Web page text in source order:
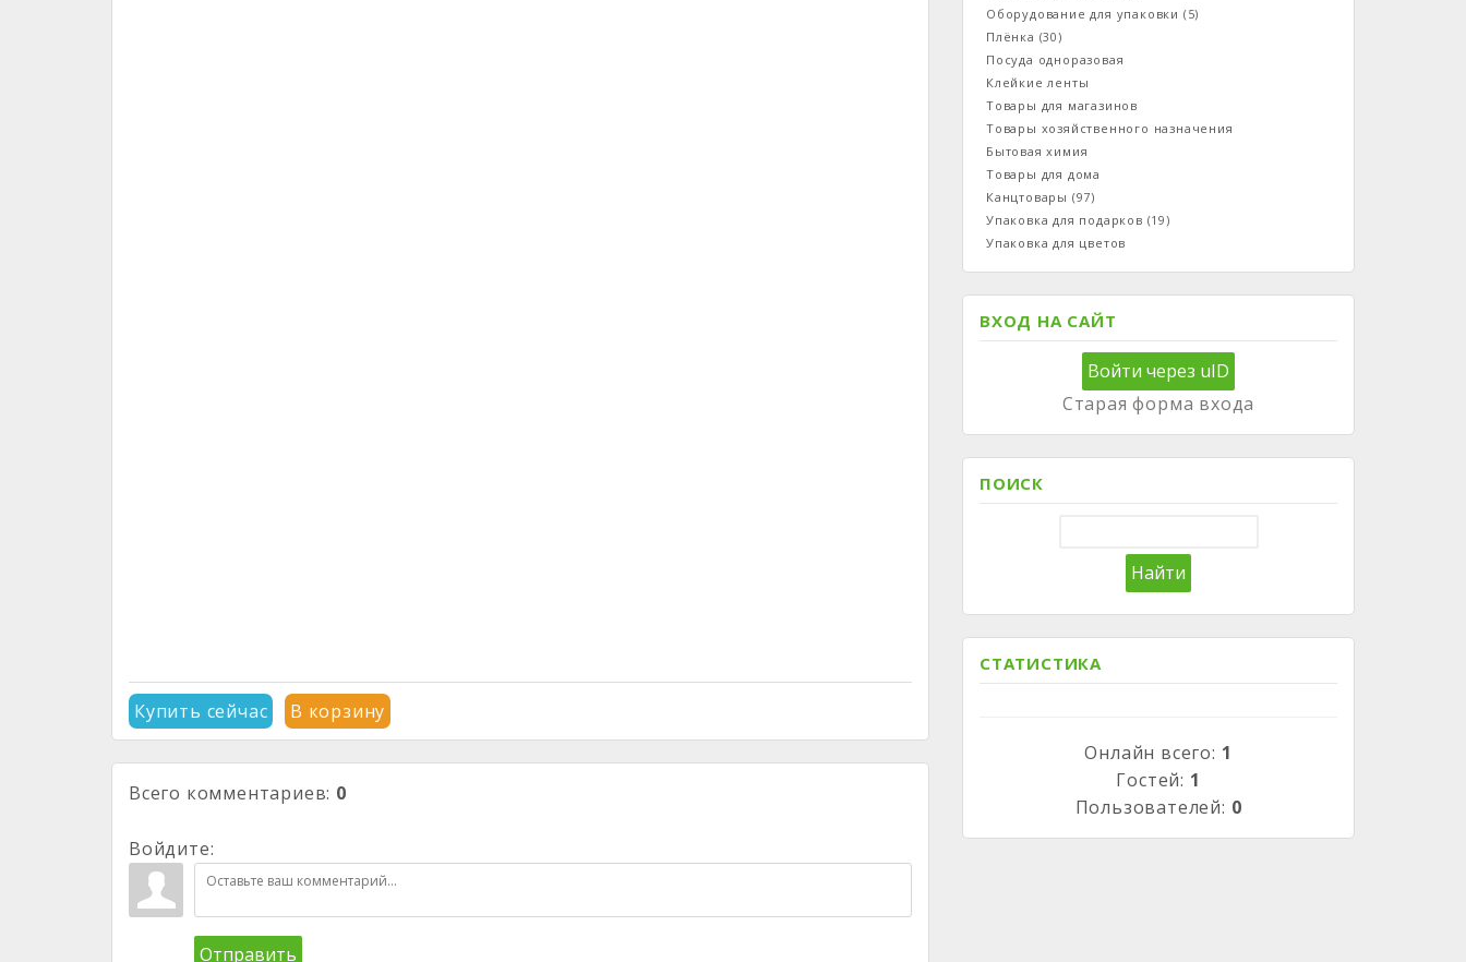
Купить сейчас В корзину
Всего комментариев: 0
Войдите:
Отправить
Оборудование для упаковки (5)
Плёнка (30)
Посуда одноразовая
Клейкие ленты
Товары для магазинов
Товары хозяйственного назначения
Бытовая химия
Товары для дома
Канцтовары (97)
Упаковка для подарков (19)
Упаковка для цветов
ВХОД НА САЙТ
Войти через uID
Старая форма входа
ПОИСК
СТАТИСТИКА
Онлайн всего: 1
Гостей: 1
Пользователей: 0